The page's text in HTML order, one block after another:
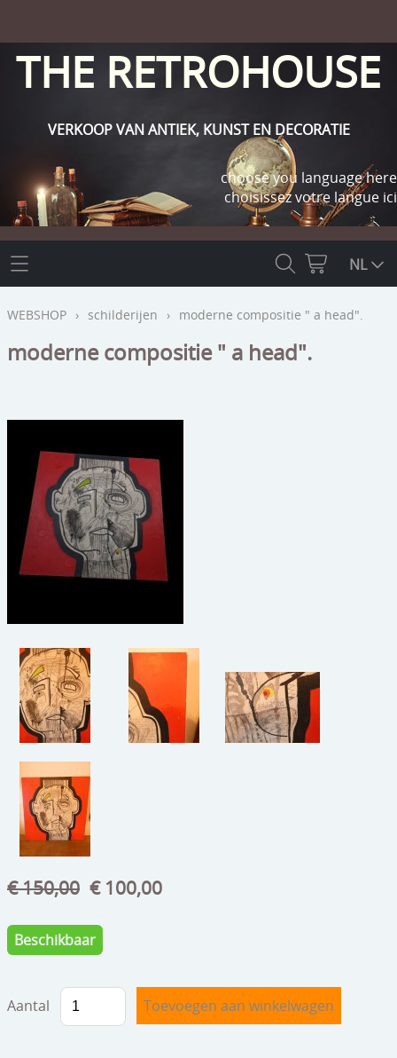
THE RETROHOUSE
VERKOOP VAN ANTIEK, KUNST EN DECORATIE
choose you language here
choisissez votre langue ici
THE RETROHOUSE
WEBSHOP
OUTLET
beelden
meubels
reclamevoorwerpen/merken
curiosa
schilderijen
medailles/munten/bankbiljetten
ets/tekening/litho/gravure
glaswerk
lamp/luchter
speelgoed
zilverwerk
klokken
tapijten
boeken
geschenkcheques
INFO
NL
WEBSHOP › schilderijen › moderne compositie " a head".
moderne compositie " a head".
€ 150,00 € 100,00
Beschikbaar
Aantal